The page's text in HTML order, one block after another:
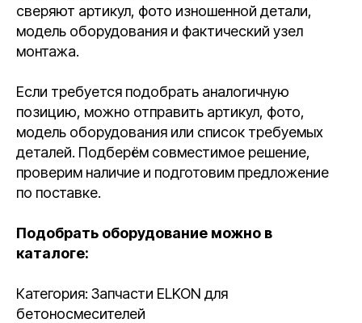
сверяют артикул, фото изношенной детали,
модель оборудования и фактический узел
монтажа.
Если требуется подобрать аналогичную
позицию, можно отправить артикул, фото,
модель оборудования или список требуемых
деталей. Подберём совместимое решение,
проверим наличие и подготовим предложение
по поставке.
Подобрать оборудование можно в
каталоге:
Категория: Запчасти ELKON для
бетоносмесителей